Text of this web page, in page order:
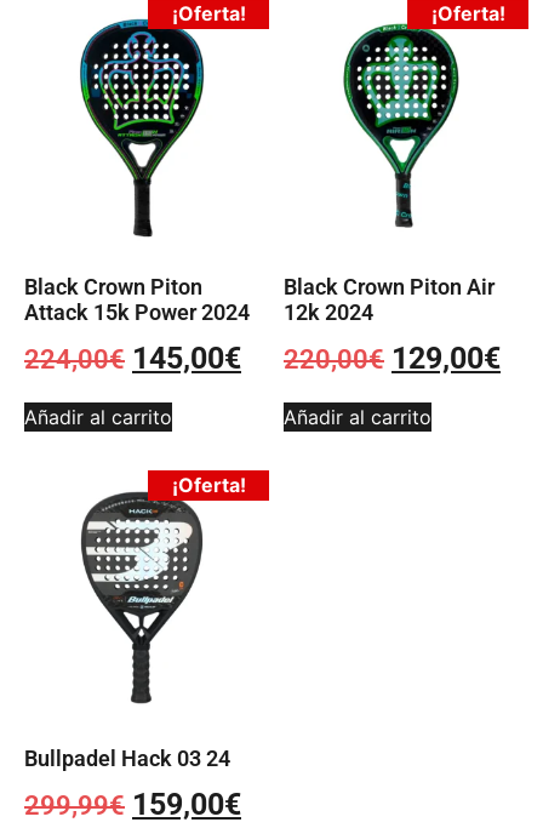
¡Oferta!
Black Crown Piton
Attack 15k Power 2024
224,00€ 145,00€
Añadir al carrito
¡Oferta!
Black Crown Piton Air
12k 2024
220,00€ 129,00€
Añadir al carrito
¡Oferta!
Bullpadel Hack 03 24
299,99€ 159,00€